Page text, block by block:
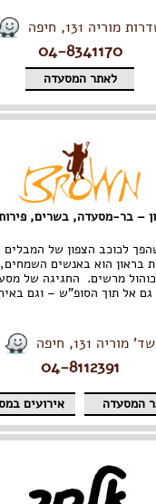
מוריה 131, חיפה
04-8341170
לאתר המסעדה
– בר-מסעדה, בשרים,
לכוכב הצפון של המבלים
בראון הוא באנשים
מרשים. החגיגה של
אל תוך הסופ"ש – וגם
שד' מוריה 131, חיפה
04-8112391
המסעדה אירועים